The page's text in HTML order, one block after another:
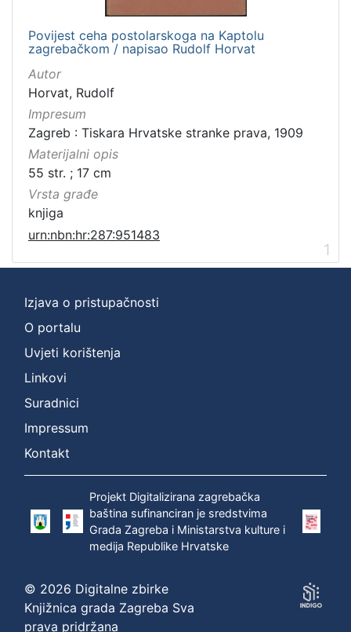
Povijest ceha postolarskoga na Kaptolu
zagrebačkom / napisao Rudolf Horvat
Autor
Horvat, Rudolf
Impresum
Zagreb : Tiskara Hrvatske stranke prava, 1909
Materijalni opis
55 str. ; 17 cm
Vrsta građe
knjiga
urn:nbn:hr:287:951483
1
Izjava o pristupačnosti
O portalu
Uvjeti korištenja
Linkovi
Suradnici
Impressum
Kontakt
Projekt Digitalizirana zagrebačka
baština sufinanciran je sredstvima
Grada Zagreba i Ministarstva kulture i
medija Republike Hrvatske
© 2026 Digitalne zbirke
Knjižnica grada Zagreba Sva
prava pridržana